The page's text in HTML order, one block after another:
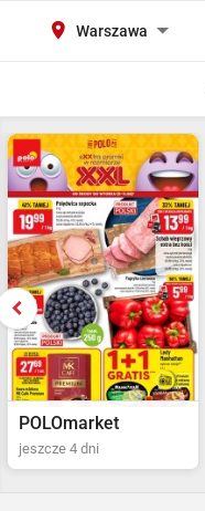
Warszawa
Action
jeszcze 4 dni